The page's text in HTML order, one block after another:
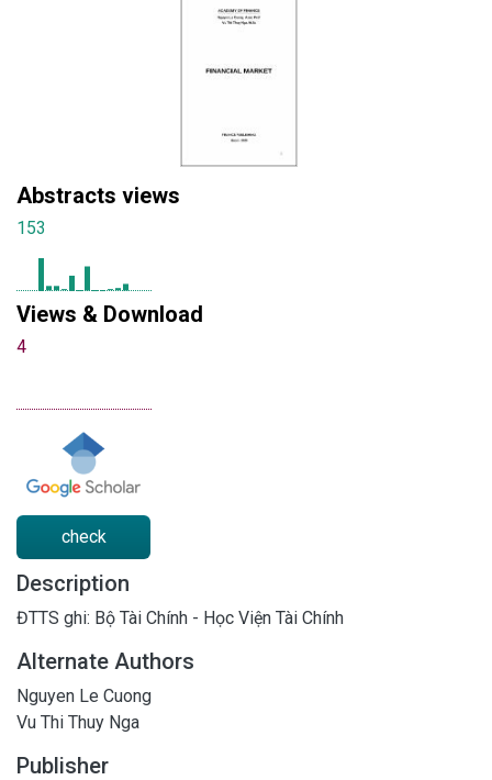
Abstracts views
153
Views & Download
4
check
Description
ĐTTS ghi: Bộ Tài Chính - Học Viện Tài Chính
Alternate Authors
Nguyen Le Cuong
Vu Thi Thuy Nga
Publisher